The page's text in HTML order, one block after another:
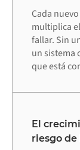
Cada
multiplica
fallar. Sin
un sistema
que está
El
riesgo